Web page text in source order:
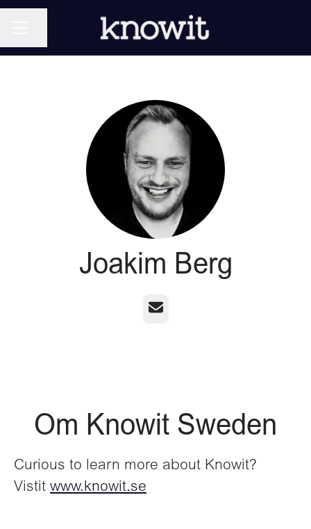
Joakim Berg
E-post
Om Knowit Sweden
Curious to learn more about Knowit?
Vistit www.knowit.se